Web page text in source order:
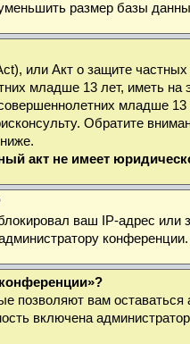
размер базы
или Акт о защите
младше 13 лет, иметь на
младше
Обратите
акт не имеет
ваш IP-адрес или
конференции.
позволяют вам
включена